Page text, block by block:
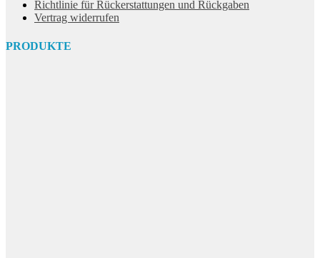
Richtlinie für Rückerstattungen und Rückgaben
Vertrag widerrufen
PRODUKTE